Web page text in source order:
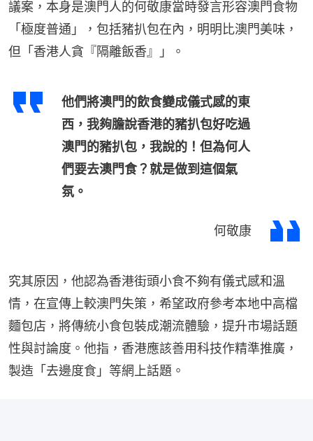
議案，本身是澳門人的何敬康當時發言形容澳門食物
「極度普通」，包括豬扒包在內，明明比澳門美味，
但「香港人貪『隔離飯香』」。
他們將澳門的飲食變成儀式感的東
西，我夠膽說香港的豬扒包好吃過
澳門的豬扒包，我說的！但為何人
們要去澳門食？就是做到這個氣
氛。
何敬康
究其原因，他認為香港街頭小食不夠有儀式感和溫
情，在宣傳上較澳門失策，希望政府參考本地中高檔
麵包店，將傳統小食包裝成潮流體驗，提升市場話題
性與討論度。他指，香港應該善用科技作精準推廣，
製造「去邊度食」等網上話題。